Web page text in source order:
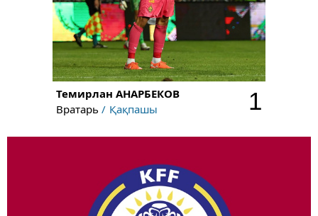
Темирлан АНАРБЕКОВ
Вратарь
Қақпашы 1